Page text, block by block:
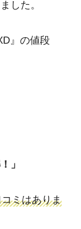
した。
』の値段
」
ミはありま